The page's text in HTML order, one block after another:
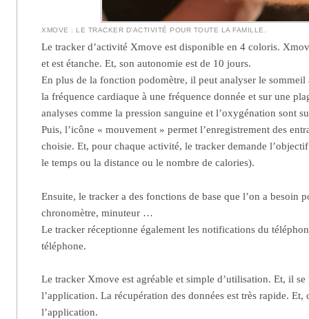
XMOVE : LE TRACKER D’ACTIVITÉ POUR TOUTE LA FAMILLE.
Le tracker d’activité Xmove est disponible en 4 coloris.
et est étanche. Et, son autonomie est de 10 jours.
En plus de la fonction podomètre, il peut analyser le sommeil
la fréquence cardiaque à une fréquence donnée et sur une
analyses comme la pression sanguine et l’oxygénation sont
Puis, l’icône « mouvement » permet l’enregistrement des
choisie. Et, pour chaque activité, le tracker demande
le temps ou la distance ou le nombre de calories).
Ensuite, le tracker a des fonctions de base que l’on a besoin
chronomètre, minuteur …
Le tracker réceptionne également les notifications du
téléphone.
Le tracker Xmove est agréable et simple d’utilisation. Et, il
l’application. La récupération des données est très rapide. Et,
l’application.